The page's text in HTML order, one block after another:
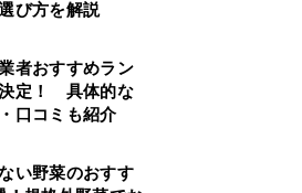
び方を解説
者おすすめラン
定！ 具体的な
口コミも紹介
い野菜のおすす